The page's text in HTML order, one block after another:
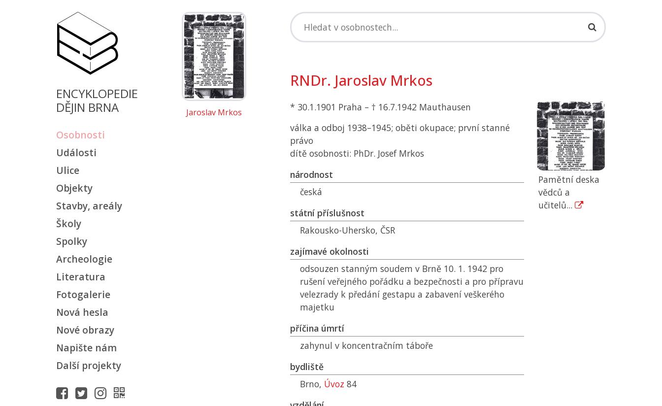
ENCYKLOPEDIE
DĚJIN BRNA
Osobnosti
Události
Ulice
Objekty
Stavby, areály
Školy
Spolky
Archeologie
Literatura
Fotogalerie
Nová hesla
Nové obrazy
Napište nám
Další projekty
Jaroslav Mrkos
RNDr. Jaroslav Mrkos
* 30.1.1901 Praha – † 16.7.1942 Mauthausen
válka a odboj 1938–1945; oběti okupace; první stanné
právo
dítě osobnosti: PhDr. Josef Mrkos
národnost
česká
státní příslušnost
Rakousko-Uhersko, ČSR
zajímavé okolnosti
odsouzen stanným soudem v Brně 10. 1. 1942 pro
rušení veřejného pořádku a bezpečnosti a pro přípravu
velezrady k předání gestapu a zabavení veškerého
majetku
příčina úmrtí
zahynul v koncentračním táboře
bydliště
Brno, Úvoz 84
Pamětní deska
vědců a
učitelů...